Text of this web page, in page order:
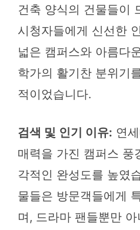
건축 양식의 건물들이
시청자들에게 신선한
넓은 캠퍼스와 아름다
학가의 활기찬 분위기
적이었습니다.
검색 및 인기 이유: 연
매력을 가진 캠퍼스 풍
각적인 완성도를 높였
물들은 방문객들에게
며, 드라마 팬들뿐만